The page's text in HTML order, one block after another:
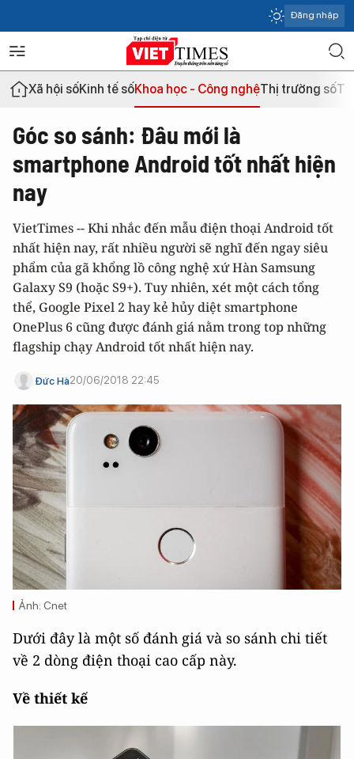
Đăng nhập
Xã hội sốKinh tế sốKhoa học - Công nghệThị trường số
Góc so sánh: Đâu mới là
smartphone Android tốt nhất hiện
nay
VietTimes -- Khi nhắc đến mẫu điện thoại Android tốt
nhất hiện nay, rất nhiều người sẽ nghĩ đến ngay siêu
phẩm của gã khổng lồ công nghệ xứ Hàn Samsung
Galaxy S9 (hoặc S9+). Tuy nhiên, xét một cách tổng
thể, Google Pixel 2 hay kẻ hủy diệt smartphone
OnePlus 6 cũng được đánh giá nằm trong top những
flagship chạy Android tốt nhất hiện nay.
Đức Hà20/06/2018 22:45
Ảnh: Cnet
Dưới đây là một số đánh giá và so sánh chi tiết
về 2 dòng điện thoại cao cấp này.
Về thiết kế